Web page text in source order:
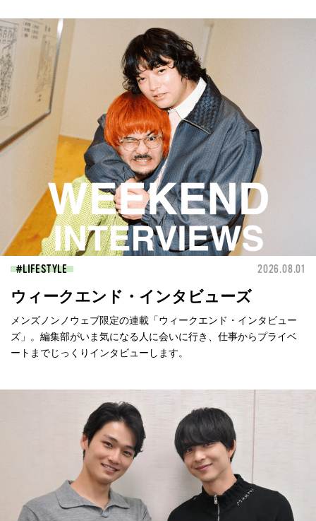
LIFESTYLE 2026.08.01
ウィークエンド・インタビューズ
メンズノンノウェブ限定の連載「ウィークエンド・インタビュー
ズ」。編集部がいま気になる人に会いに行き、仕事からプライベ
ートまでじっくりインタビューします。